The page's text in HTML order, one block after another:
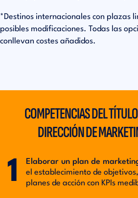
*Destinos internacionales con plazas
posibles modificaciones. Todas las
conllevan costes añadidos.
COMPETENCIAS DEL
DIRECCIÓN DE
1 Elaborar un plan de
el establecimiento de
planes de acción con KPIs